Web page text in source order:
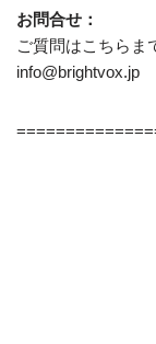
お問合せ：
ご質問はこちらま
info@brightvox.jp